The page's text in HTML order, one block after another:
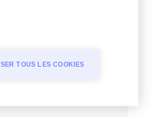
TOUS LES COOKIES